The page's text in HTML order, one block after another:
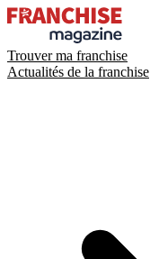
Trouver ma franchise
Actualités de la franchise